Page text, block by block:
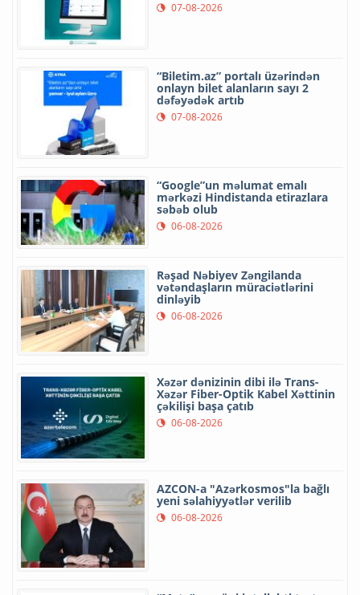
07-08-2026
“Biletim.az” portalı üzərindən
onlayn bilet alanların sayı 2
dəfəyədək artıb
07-08-2026
“Google”un məlumat emalı
mərkəzi Hindistanda etirazlara
səbəb olub
06-08-2026
Rəşad Nəbiyev Zəngilanda
vətəndaşların müraciətlərini
dinləyib
06-08-2026
Xəzər dənizinin dibi ilə Trans-
Xəzər Fiber-Optik Kabel Xəttinin
çəkilişi başa çatıb
06-08-2026
AZCON-a "Azərkosmos"la bağlı
yeni səlahiyyətlər verilib
06-08-2026